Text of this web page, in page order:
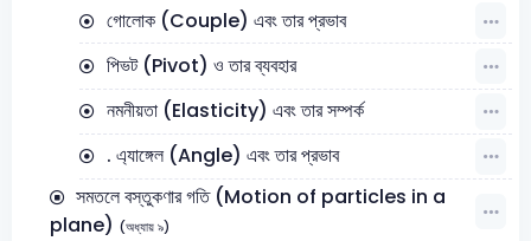
গোলোক (Couple) এবং তার প্রভাব
পিভট (Pivot) ও তার ব্যবহার
নমনীয়তা (Elasticity) এবং তার সম্পর্ক
. এ্যাঙ্গেল (Angle) এবং তার প্রভাব
সমতলে বস্তুকণার গতি (Motion of particles in a
plane) (অধ্যায় ৯)